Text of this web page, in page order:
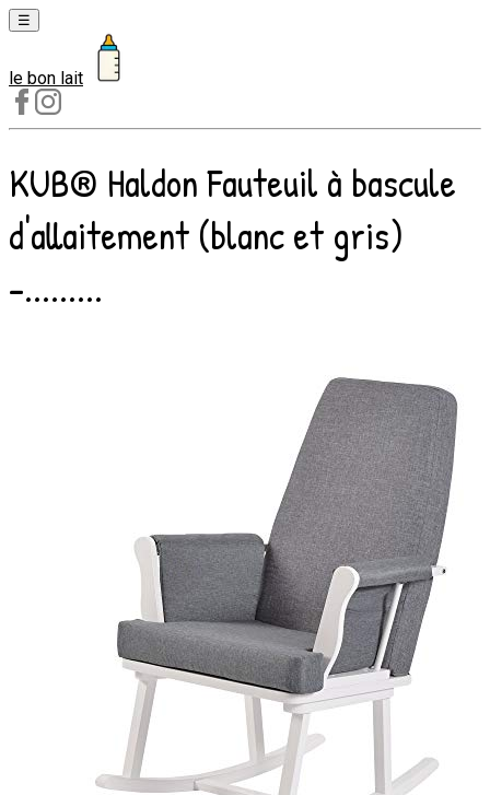
☰
Laits
1er
âge
Laits
2e
âge
de
le bon lait
KUB® Haldon Fauteuil à bascule
d'allaitement (blanc et gris)
–.........